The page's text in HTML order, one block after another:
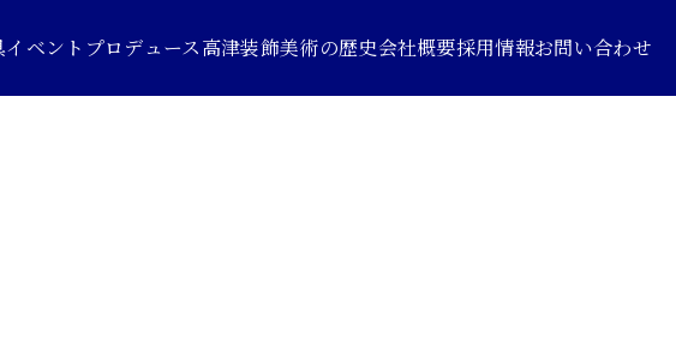
イベントプロデュース高津装飾美術の歴史会社概要採用情報お問い合わせ